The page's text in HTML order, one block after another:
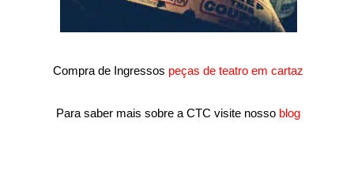
Compra de Ingressos peças de teatro em cartaz
Para saber mais sobre a CTC visite nosso blog